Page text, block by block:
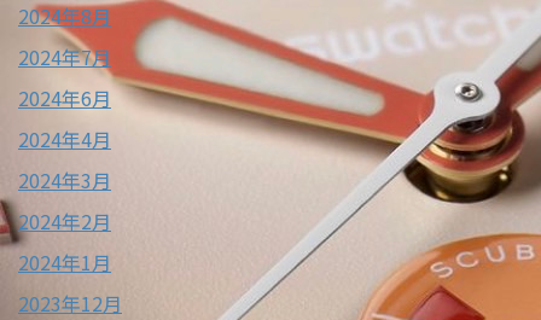
2024年8月
2024年7月
2024年6月
2024年4月
2024年3月
2024年2月
2024年1月
2023年12月